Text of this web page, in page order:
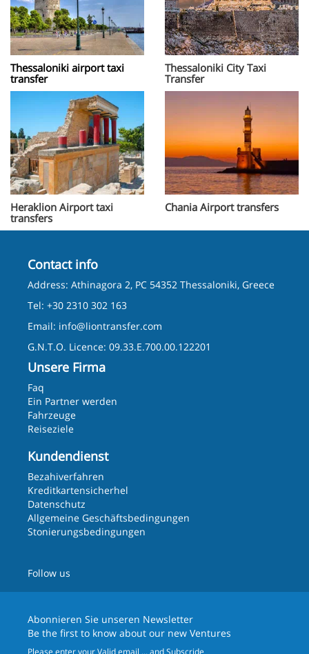
Thessaloniki airport taxi
transfer
Thessaloniki City Taxi
Transfer
Heraklion Airport taxi
transfers
Chania Airport transfers
Contact info
Address: Athinagora 2, PC 54352 Thessaloniki, Greece
Tel: +30 2310 302 163
Email: info@liontransfer.com
G.N.T.O. Licence: 09.33.E.700.00.122201
Unsere Firma
Faq
Ein Partner werden
Fahrzeuge
Reiseziele
Kundendienst
Bezahiverfahren
Kreditkartensicherhel
Datenschutz
Allgemeine Geschäftsbedingungen
Stonierungsbedingungen
Follow us
Abonnieren Sie unseren Newsletter
Be the first to know about our new Ventures